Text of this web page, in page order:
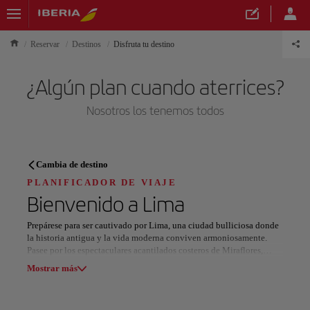
Reservar Destinos Disfruta tu destino
¿Algún plan cuando aterrices?
Nosotros los tenemos todos
PLANIFICADOR DE VIAJE
Descubre tu próximo destino
Nuestros destinos
Cambia de destino
PLANIFICADOR DE VIAJE
Bienvenido a Lima
Prepárese para ser cautivado por Lima, una ciudad bulliciosa donde
la historia antigua y la vida moderna conviven armoniosamente.
Pasee por los espectaculares acantilados costeros de Miraflores,
donde los parapentes se elevan por encima de la Costa Verde, o
Mostrar más